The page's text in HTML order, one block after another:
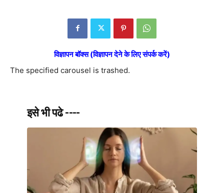
विज्ञापन बॉक्स (विज्ञापन देने के लिए संपर्क करें)
The specified carousel is trashed.
इसे भी पढे ----